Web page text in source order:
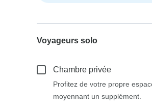
Voyageurs solo
Chambre privée
Profitez de votre propre
moyennant un supplément.